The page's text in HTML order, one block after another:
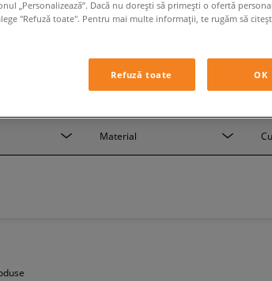
IARNA PUMA BARBATI
Material
„Personalizează”. Dacă nu dorești să primești o ofertă
"Refuză toate". Pentru mai multe informații, te rugăm să
Refuză toate OK